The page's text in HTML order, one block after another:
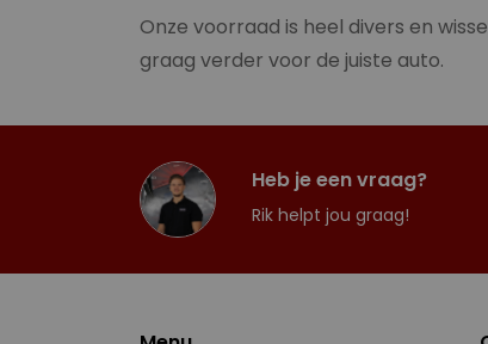
Onze voorraad is heel divers en
graag verder voor de juiste auto.
Heb je een vraag?
Rik helpt jou graag!